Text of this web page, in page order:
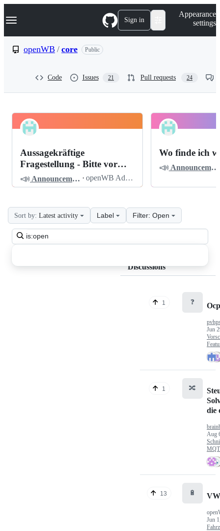
k
p
Navigation Menu Sign in
Appearance
settings
openWB / core Public
Code Issues 21 Pull requests 24
openWB
Discussions
Pinned
Aussagekräftige
Fragestellung - Bitte vor
dem Posten lesen
📣 Announcements · openWB Admin
Wo finde ich
📣 Announcements
Search
all
Sort by: Latest activity Label Filter: Open
Discussions
1 ❓
Jun
1 🔀
die
Aug
13 🔋
Jun